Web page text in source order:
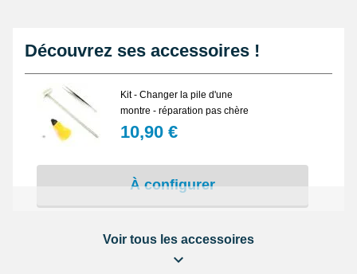
Découvrez ses accessoires !
Kit - Changer la pile d'une
montre - réparation pas chère
10,90 €
À configurer
Kit réparation montre : Changer
la pile d'un fond vissé
Voir tous les accessoires